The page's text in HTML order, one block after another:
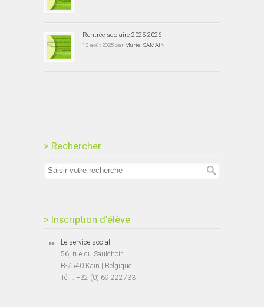
Rentrée scolaire 2025-2026
13 août 2025 par Muriel SAMAIN
> Rechercher
> Inscription d’élève
Le service social
56, rue du Saulchoir
B-7540 Kain | Belgique
Tél. : +32 (0) 69 222733